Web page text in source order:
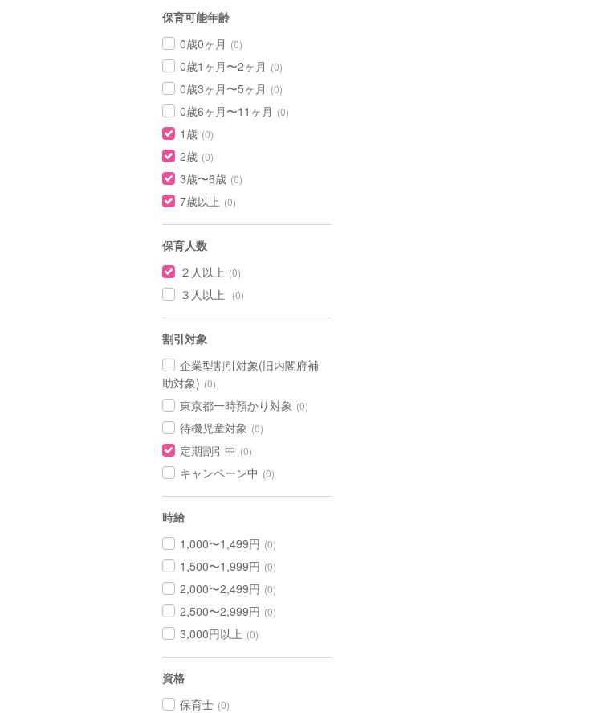
保育可能年齢
0歳0ヶ月 (0)
0歳1ヶ月〜2ヶ月 (0)
0歳3ヶ月〜5ヶ月 (0)
0歳6ヶ月〜11ヶ月 (0)
1歳 (0)
2歳 (0)
3歳〜6歳 (0)
7歳以上 (0)
保育人数
２人以上 (0)
３人以上 (0)
割引対象
企業型割引対象(旧内閣府補
助対象) (0)
東京都一時預かり対象 (0)
待機児童対象 (0)
定期割引中 (0)
キャンペーン中 (0)
時給
1,000〜1,499円 (0)
1,500〜1,999円 (0)
2,000〜2,499円 (0)
2,500〜2,999円 (0)
3,000円以上 (0)
資格
保育士 (0)